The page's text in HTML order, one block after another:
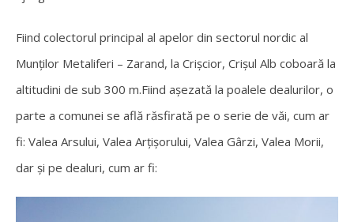
Fiind colectorul principal al apelor din sectorul nordic al
Munților Metaliferi – Zarand, la Crișcior, Crișul Alb coboară la
altitudini de sub 300 m.Fiind așezată la poalele dealurilor, o
parte a comunei se află răsfirată pe o serie de văi, cum ar
fi: Valea Arsului, Valea Arțișorului, Valea Gârzi, Valea Morii,
dar și pe dealuri, cum ar fi: